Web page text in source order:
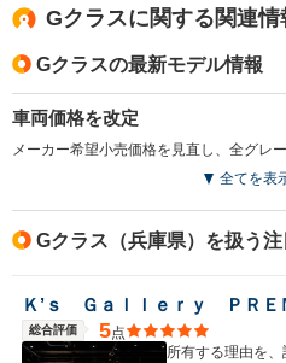
Gクラスに関する関連情
Gクラスの最新モデル情報
車両価格を改定
全てを表
Gクラス（兵庫県）を扱う
総合評価 5点
所有する理由を、